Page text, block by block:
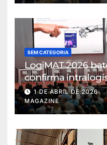
SEM CATEGORIA
LogiMAT 2026
confirma
de decisão em
1 DE ABRIL DE 2026
MAGAZINE